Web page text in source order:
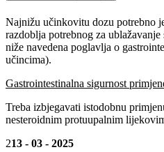
Najnižu učinkovitu dozu potrebno
razdoblja potrebnog za
niže navedena poglavlja o
učincima).
Gastrointestinalna sigurnost
Treba izbjegavati istodobnu
nesteroidnim protuupalnim
213 - 03 - 2025